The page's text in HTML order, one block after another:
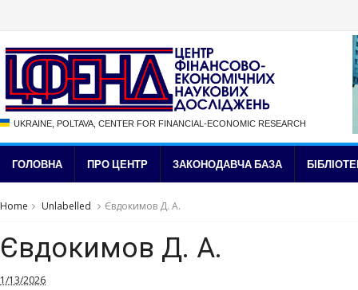
UKRAINE, POLTAVA, CENTER FOR FINANCIAL-ECONOMIC RESEARCH
ГОЛОВНА ПРО ЦЕНТР ЗАКОНОДАВЧА БАЗА
Home Unlabelled Євдокимов Д. А.
Євдокимов Д. А.
1/13/2026